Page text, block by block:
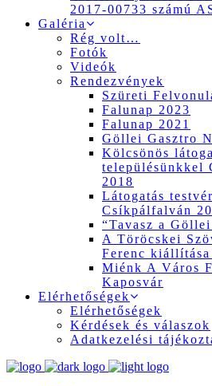
2017-00733 számú
Galéria
Rég volt…
Fotók
Videók
Rendezvények
Szüreti
Falunap 2023
Falunap 2021
Göllei Gasztro
Kölcsönös
településünkkel
2018
Látogatás
Csíkpálfalván
“Tavasz a
A Töröcskei
Ferenc
Miénk A Város
Kaposvár
Elérhetőségek
Elérhetőségek
Kérdések és válaszok
Adatkezelési